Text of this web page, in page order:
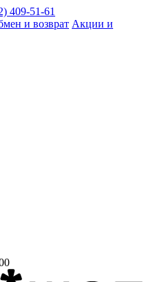
409-51-61
и возврат Акции и